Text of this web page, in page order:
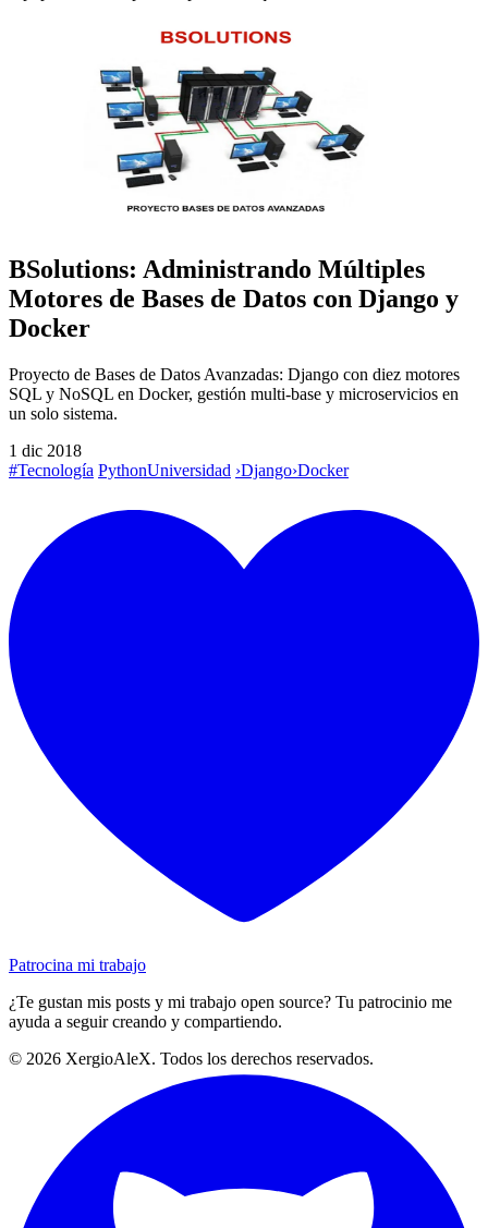
BSolutions: Administrando Múltiples
Motores de Bases de Datos con Django y
Docker
Proyecto de Bases de Datos Avanzadas: Django con diez motores
SQL y NoSQL en Docker, gestión multi-base y microservicios en
un solo sistema.
1 dic 2018
#Tecnología PythonUniversidad ›Django›Docker
Patrocina mi trabajo
¿Te gustan mis posts y mi trabajo open source? Tu patrocinio me
ayuda a seguir creando y compartiendo.
© 2026 XergioAleX. Todos los derechos reservados.